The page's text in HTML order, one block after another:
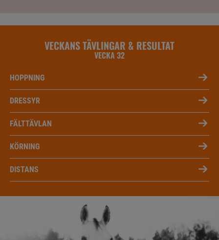
VECKANS TÄVLINGAR & RESULTAT
VECKA 32
HOPPNING
DRESSYR
FÄLTTÄVLAN
KÖRNING
DISTANS